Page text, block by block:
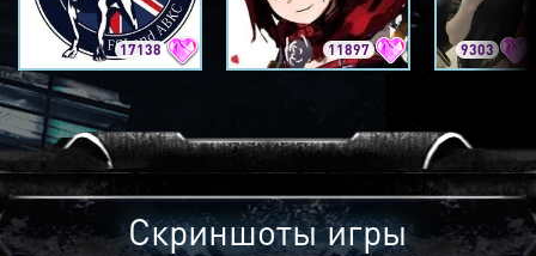
17138 11897 9303
Скриншоты игры